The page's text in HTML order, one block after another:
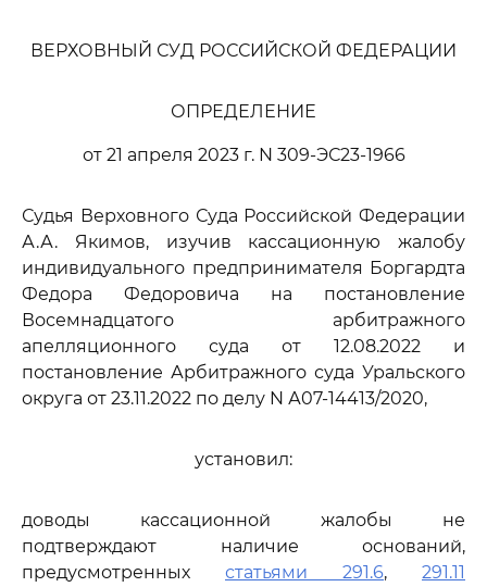
ВЕРХОВНЫЙ СУД РОССИЙСКОЙ ФЕДЕРАЦИИ
ОПРЕДЕЛЕНИЕ
от 21 апреля 2023 г. N 309-ЭС23-1966
Судья Верховного Суда Российской Федерации
А.А. Якимов, изучив кассационную жалобу
индивидуального предпринимателя Боргардта
Федора Федоровича на постановление
Восемнадцатого арбитражного
апелляционного суда от 12.08.2022 и
постановление Арбитражного суда Уральского
округа от 23.11.2022 по делу N А07-14413/2020,
установил:
доводы кассационной жалобы не
подтверждают наличие оснований,
предусмотренных статьями 291.6, 291.11